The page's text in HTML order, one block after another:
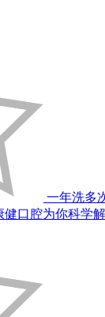
一年洗多
健口腔为你科学